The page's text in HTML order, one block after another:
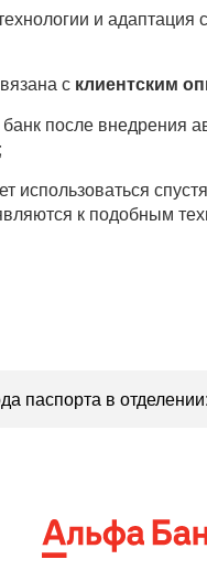
и адаптация
с клиентским
после внедрения
использоваться спустя
к подобным
паспорта в